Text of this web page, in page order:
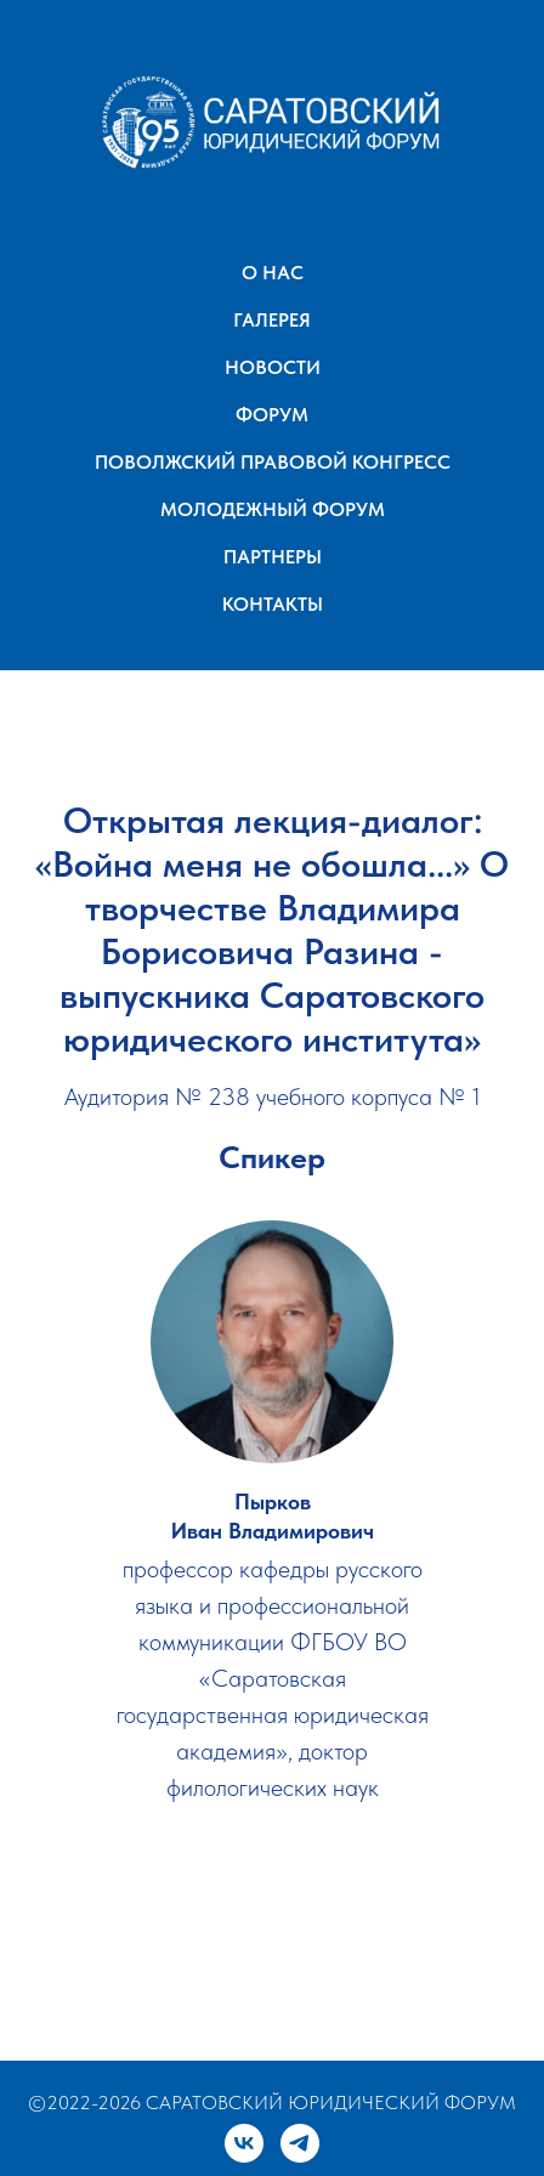
О НАС
ГАЛЕРЕЯ
НОВОСТИ
ФОРУМ
ПОВОЛЖСКИЙ ПРАВОВОЙ КОНГРЕСС
МОЛОДЕЖНЫЙ ФОРУМ
ПАРТНЕРЫ
КОНТАКТЫ
Открытая лекция-диалог:
«Война меня не обошла...» О
творчестве Владимира
Борисовича Разина -
выпускника Саратовского
юридического института»
Аудитория № 238 учебного корпуса № 1
Спикер
Пырков
Иван Владимирович
профессор кафедры русского
языка и профессиональной
коммуникации ФГБОУ ВО
«Саратовская
государственная юридическая
академия», доктор
филологических наук
©2022-2026 САРАТОВСКИЙ ЮРИДИЧЕСКИЙ ФОРУМ